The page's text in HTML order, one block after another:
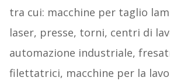
tra cui: macchine per taglio
laser, presse, torni, centri di
automazione industriale,
filettatrici, macchine per la